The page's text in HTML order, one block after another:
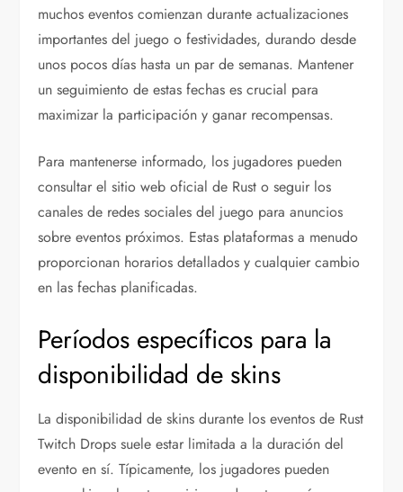
muchos eventos comienzan durante actualizaciones
importantes del juego o festividades, durando desde
unos pocos días hasta un par de semanas. Mantener
un seguimiento de estas fechas es crucial para
maximizar la participación y ganar recompensas.
Para mantenerse informado, los jugadores pueden
consultar el sitio web oficial de Rust o seguir los
canales de redes sociales del juego para anuncios
sobre eventos próximos. Estas plataformas a menudo
proporcionan horarios detallados y cualquier cambio
en las fechas planificadas.
Períodos específicos para la
disponibilidad de skins
La disponibilidad de skins durante los eventos de Rust
Twitch Drops suele estar limitada a la duración del
evento en sí. Típicamente, los jugadores pueden